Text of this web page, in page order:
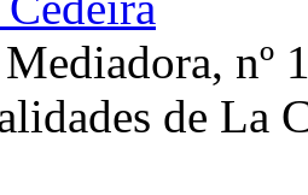
nº
de La